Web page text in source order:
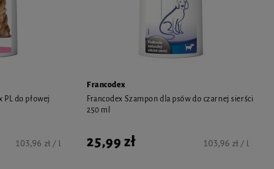
PL do płowej
103,96 zł / l
Francodex
Francodex Szampon dla psów do czarnej sierści
250 ml
25,99 zł 103,96 zł / l